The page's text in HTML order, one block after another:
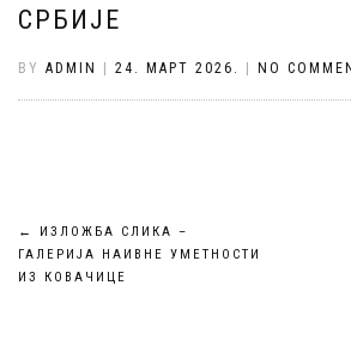
СРБИЈЕ
BY ADMIN 24. МАРТ 2026. NO
Кретање
чланка
←
ИЗЛОЖБА СЛИКА –
ГАЛЕРИЈА НАИВНЕ УМЕТНОСТИ
ИЗ КОВАЧИЦЕ